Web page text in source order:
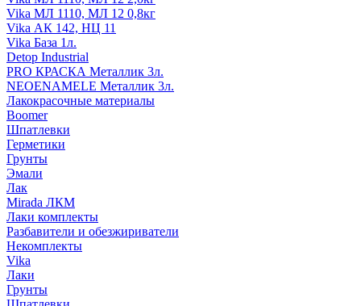
Vika МЛ 1110, МЛ 12 0,8кг
Vika АК 142, НЦ 11
Vika База 1л.
Detop Industrial
PRO КРАСКА Металлик 3л.
NEOENAMELE Металлик 3л.
Лакокрасочные материалы
Boomer
Шпатлевки
Герметики
Грунты
Эмали
Лак
Mirada ЛКМ
Лаки комплекты
Разбавители и обезжириватели
Некомплекты
Vika
Лаки
Грунты